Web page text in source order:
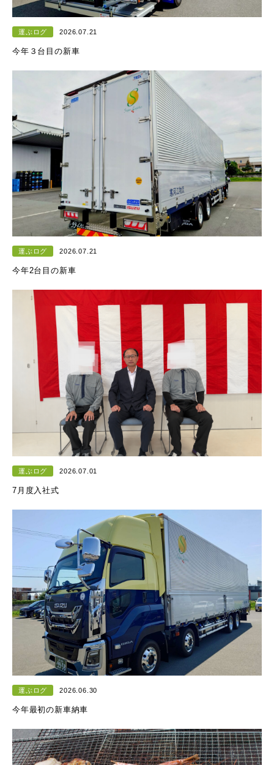
運ぶログ 2026.07.21
今年３台目の新車
運ぶログ 2026.07.21
今年2台目の新車
運ぶログ 2026.07.01
7月度入社式
運ぶログ 2026.06.30
今年最初の新車納車